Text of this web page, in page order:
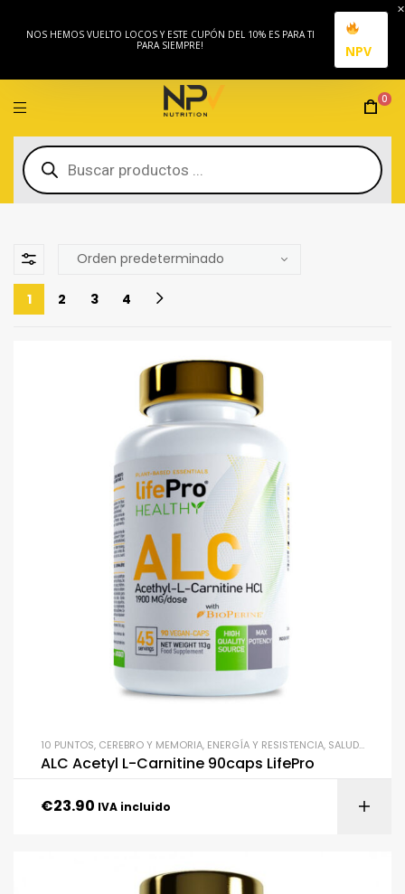
NOS HEMOS VUELTO LOCOS Y ESTE CUPÓN DEL 10% ES PARA TI
PARA SIEMPRE!
NPV
0
1 2 3 4
10 PUNTOS, CEREBRO Y MEMORIA, ENERGÍA Y RESISTENCIA, SALUD Y BIENESTAR
ALC Acetyl L-Carnitine 90caps LifePro
€23.90 IVA incluido